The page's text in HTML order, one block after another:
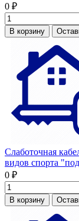
0 ₽
В корзину
Слаботочная
видов спорта
0 ₽
В корзину